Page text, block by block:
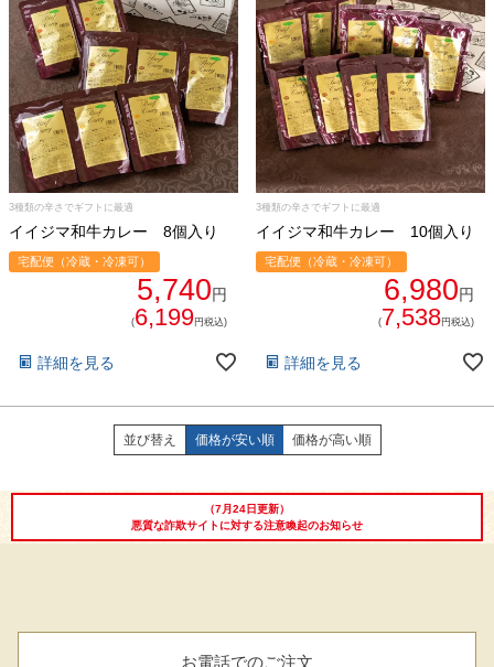
029-254-2441
受付：9:00～17:30(日曜日を除く)
お問合せフォーム
3種類の辛さでギフトに最適
イイジマ和牛カレー 8個入り
宅配便（冷蔵・冷凍可）
5,740円
(6,199円税込)
詳細を見る
3種類の辛さでギフトに最適
イイジマ和牛カレー 10個入り
宅配便（冷蔵・冷凍可）
6,980円
(7,538円税込)
詳細を見る
並び替え 価格が安い順 価格が高い順
（7月24日更新）
悪質な詐欺サイトに対する注意喚起のお知らせ
お電話でのご注文